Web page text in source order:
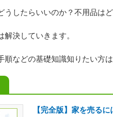
うしたらいいのか？不用品は
解決していきます。
順などの基礎知識知りたい方
【完全版】家を売る